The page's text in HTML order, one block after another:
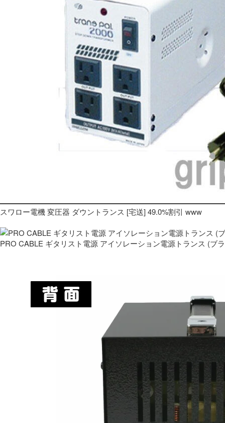
スワロー電機 変圧器 ダウントランス [宅送] 49.0%割引 www
PRO CABLE ギタリスト電源 アイソレーション電源トランス (ブ